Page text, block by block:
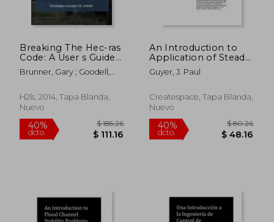
dcto. $ 26.03 $
Breaking The Hec-ras
Code: A User s Guide
To Automating Hec-
ras (en Inglés)
Brunner, Gary ; Goodell,
H2ls, 2014, Tapa Blanda,
Nuevo
An Introduction to
Application of Steady
Flow Models of Rivers
(en Inglés)
Guyer, J. Paul
Createspace, Tapa Blanda,
Nuevo